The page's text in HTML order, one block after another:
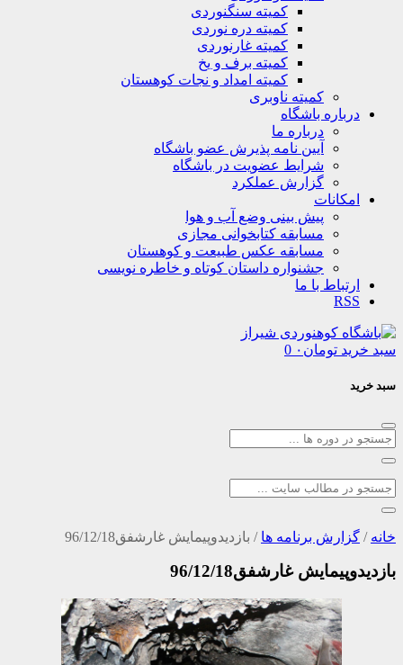
کمیته سنگنوردی
کمیته دره نوردی
کمیته غارنوردی
کمیته برف و یخ
کمیته امداد و نجات کوهستان
کمیته ناوبری
باشگاه
درباره ما
آیین نامه پذیرش عضو باشگاه
شرایط عضویت در باشگاه
گزارش عملکرد
پیش بینی وضع آب و هوا
مسابقه کتابخوانی مجازی
مسابقه عکس طبیعت و کوهستان
جشنواره داستان کوتاه و خاطره نویسی
با ما
تومان۰ 0
برنامه ها / بازدیدوپیمایش غارشفق96/12/18
غارشفق96/12/18